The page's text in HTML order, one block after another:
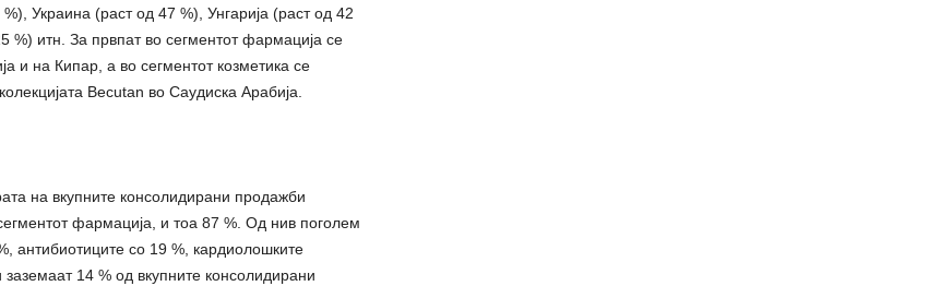
Украина (раст од 47 %), Унгарија (раст од 42
%) итн. За првпат во сегментот фармација се
и на Кипар, а во сегментот козметика се
Becutan во Саудиска Арабија.
на вкупните консолидирани продажби
фармација, и тоа 87 %. Од нив поголем
антибиотиците со 19 %, кардиолошките
14 % од вкупните консолидирани